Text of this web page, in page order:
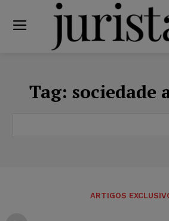
Tag: sociedade
ARTIGOS